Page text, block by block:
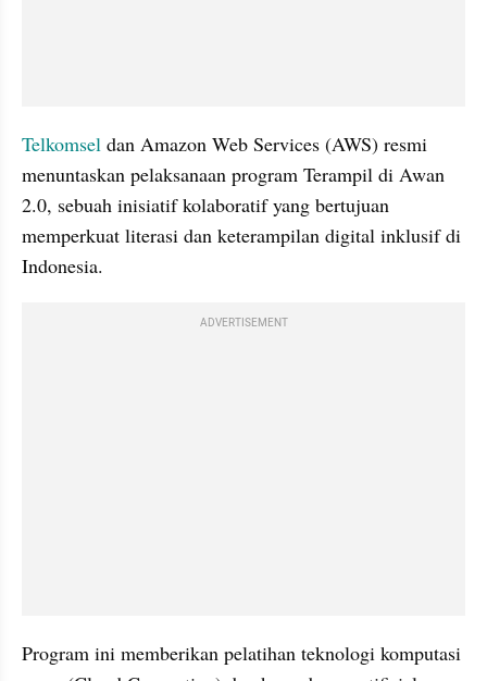
Telkomsel dan Amazon Web Services (AWS) resmi
menuntaskan pelaksanaan program Terampil di Awan
2.0, sebuah inisiatif kolaboratif yang bertujuan
memperkuat literasi dan keterampilan digital inklusif di
Indonesia.
ADVERTISEMENT
Program ini memberikan pelatihan teknologi komputasi